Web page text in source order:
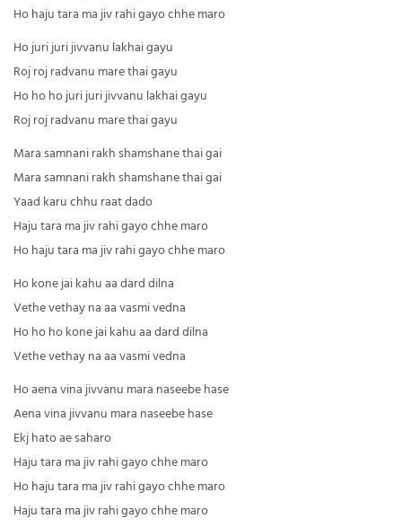
Ho haju tara ma jiv rahi gayo chhe maro
Ho juri juri jivvanu lakhai gayu
Roj roj radvanu mare thai gayu
Ho ho ho juri juri jivvanu lakhai gayu
Roj roj radvanu mare thai gayu
Mara samnani rakh shamshane thai gai
Mara samnani rakh shamshane thai gai
Yaad karu chhu raat dado
Haju tara ma jiv rahi gayo chhe maro
Ho haju tara ma jiv rahi gayo chhe maro
Ho kone jai kahu aa dard dilna
Vethe vethay na aa vasmi vedna
Ho ho ho kone jai kahu aa dard dilna
Vethe vethay na aa vasmi vedna
Ho aena vina jivvanu mara naseebe hase
Aena vina jivvanu mara naseebe hase
Ekj hato ae saharo
Haju tara ma jiv rahi gayo chhe maro
Ho haju tara ma jiv rahi gayo chhe maro
Haju tara ma jiv rahi gayo chhe maro